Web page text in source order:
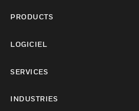
PRODUCTS
LOGICIEL
SERVICES
INDUSTRIES